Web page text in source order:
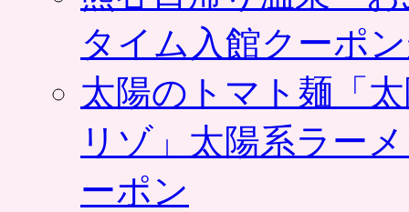
タイム入館クーポ
太陽のトマト麺「
リゾ」太陽系ラー
ーポン